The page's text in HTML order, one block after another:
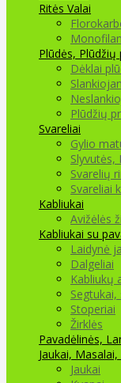
Ritės Valai
Plūdės, Plūdžių
Dėklai
Plūdžių
Svareliai
Gylio
Slyvutės,
Svarelių
Svareliai
Kabliukai
Avižėlės
Kabliukai su
Laidynė
Dalgeliai
Kabliukų
Segtukai,
Stoperiai
Žirklės
Pavadėlinės,
Jaukai,
Jaukai